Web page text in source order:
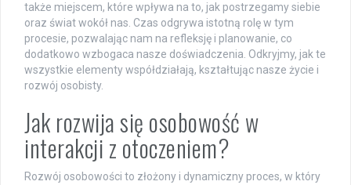
także miejscem, które wpływa na to, jak postrzegamy siebie
oraz świat wokół nas. Czas odgrywa istotną rolę w tym
procesie, pozwalając nam na refleksję i planowanie, co
dodatkowo wzbogaca nasze doświadczenia. Odkryjmy, jak te
wszystkie elementy współdziałają, kształtując nasze życie i
rozwój osobisty.
Jak rozwija się osobowość w
interakcji z otoczeniem?
Rozwój osobowości to złożony i dynamiczny proces, w który